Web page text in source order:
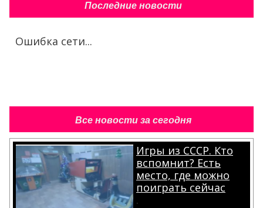
Последние новости
Ошибка сети...
Все новости за сегодня
Игры из СССР. Кто
вспомнит? Есть
место, где можно
поиграть сейчас
.